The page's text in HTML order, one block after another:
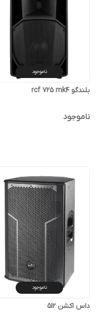
ناموجود
بلندگو rcf 725 mk4
ناموجود
ناموجود
داس اکشن 512